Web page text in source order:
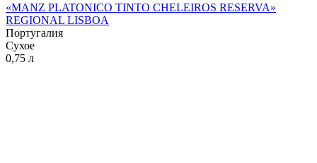
«MANZ PLATONICO TINTO CHELEIROS RESERVA»
REGIONAL LISBOA
Португалия
Сухое
0,75 л